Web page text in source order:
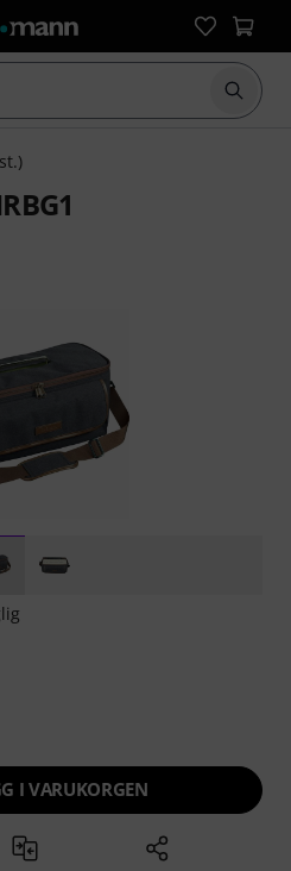
Börja
från 87 kundbetyg
I VARUKORGEN